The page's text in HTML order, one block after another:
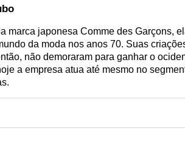
marca japonesa Comme des Garçons,
da moda nos anos 70. Suas
não demoraram para ganhar o
a empresa atua até mesmo no